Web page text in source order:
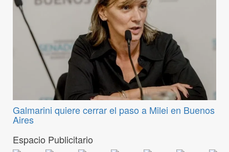
Galmarini quiere cerrar el paso a Milei en Buenos
Aires
Espacio Publicitario